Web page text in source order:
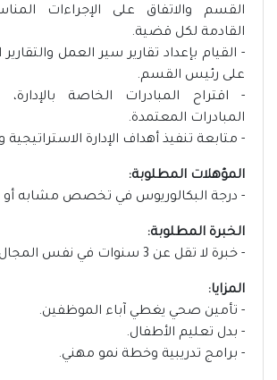
القسم والاتفاق على الإجراءات
القادمة لكل قضية.
- القيام بإعداد تقارير سير العمل
على رئيس القسم.
- اقتراح المبادرات الخاصة بالإدارة،
المبادرات المعتمدة.
- متابعة تنفيذ أهداف الإدارة
المؤهلات المطلوبة:
- درجة البكالوريوس في تخصص مشابه أو
الخبرة المطلوبة:
- خبرة لا تقل عن 3 سنوات في نفس المجال.
المزايا:
- تأمين صحي يغطي آباء الموظفين.
- بدل تعليم الأطفال.
- برامج تدريبية وخطة نمو مهني.